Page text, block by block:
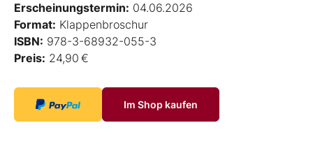
Erscheinungstermin: 04.06.2026
Format: Klappenbroschur
ISBN: 978-3-68932-055-3
Preis: 24,90 €
Im Shop kaufen